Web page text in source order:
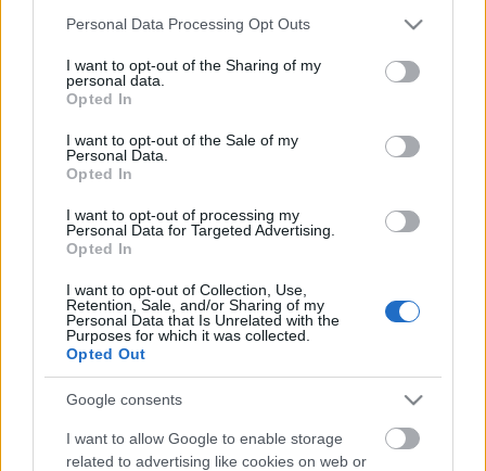
Please note that this website/app uses one or more Google
not limited to your visit or usage behaviour. You may click to
grant or deny consent to Google and its third-party tags to
use your data for below specified purposes in below Google
consent section.
Personal Data Processing Opt Outs
I want to opt-out of the Sharing of my
personal data.
Opted In
I want to opt-out of the Sale of my
Personal Data.
Opted In
I want to opt-out of processing my
Personal Data for Targeted Advertising.
Opted In
I want to opt-out of Collection, Use,
Retention, Sale, and/or Sharing of my
Personal Data that Is Unrelated with the
Purposes for which it was collected.
Opted Out
Google consents
I want to allow Google to enable storage
related to advertising like cookies on web or
φορολογούμενους
επενδύσεων, ενίσχυση
της παραγωγικότητας
Αργυρού: Τα 3
«σημεία-κλειδιά» για
δημογραφικό και
γήρανση πληθυσμού -
της υγείας
Aργυρού: Ψήφος
εμπιστοσύνης στην